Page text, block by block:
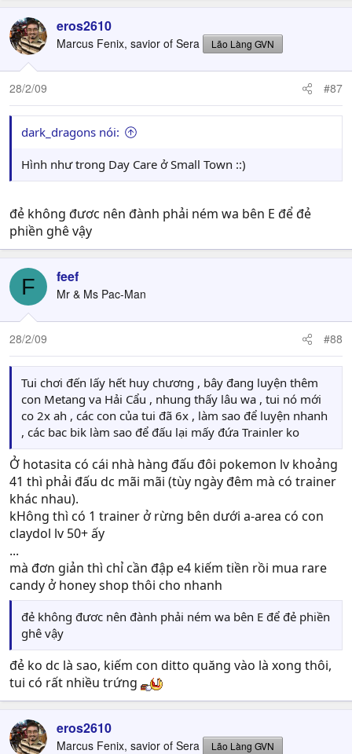
eros2610
Marcus Fenix, savior of Sera Lão Làng GVN
28/2/09 #87
dark_dragons nói:
Hình như trong Day Care ở Small Town ::)
đẻ không đươc nên đành phải ném wa bên E để đẻ
phiền ghê vậy
F feef
Mr & Ms Pac-Man
28/2/09 #88
Tui chơi đến lấy hết huy chương , bây đang luyện thêm
con Metang va Hải Cẩu , nhung thấy lâu wa , tui nó mới
co 2x ah , các con của tui đã 6x , làm sao để luyện nhanh
, các bac bik làm sao để đấu lại mấy đứa Trainler ko
Ở hotasita có cái nhà hàng đấu đôi pokemon lv khoảng
41 thì phải đấu dc mãi mãi (tùy ngày đêm mà có trainer
khác nhau).
kHông thì có 1 trainer ở rừng bên dưới a-area có con
claydol lv 50+ ấy
...
mà đơn giản thì chỉ cần đập e4 kiếm tiền rồi mua rare
candy ở honey shop thôi cho nhanh
đẻ không đươc nên đành phải ném wa bên E để đẻ phiền
ghê vậy
đẻ ko dc là sao, kiếm con ditto quăng vào là xong thôi,
tui có rất nhiều trứng
eros2610
Marcus Fenix, savior of Sera Lão Làng GVN